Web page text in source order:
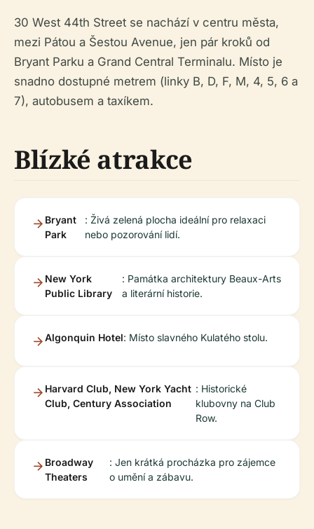
30 West 44th Street se nachází v centru města,
mezi Pátou a Šestou Avenue, jen pár kroků od
Bryant Parku a Grand Central Terminalu. Místo je
snadno dostupné metrem (linky B, D, F, M, 4, 5, 6 a
7), autobusem a taxíkem.
Blízké atrakce
Bryant
Park
: Živá zelená plocha ideální pro relaxaci
nebo pozorování lidí.
New York
Public Library
: Památka architektury Beaux-Arts
a literární historie.
Algonquin Hotel: Místo slavného Kulatého stolu.
Harvard Club, New York Yacht
Club, Century Association
: Historické
klubovny na Club
Row.
Broadway
Theaters
: Jen krátká procházka pro zájemce
o umění a zábavu.